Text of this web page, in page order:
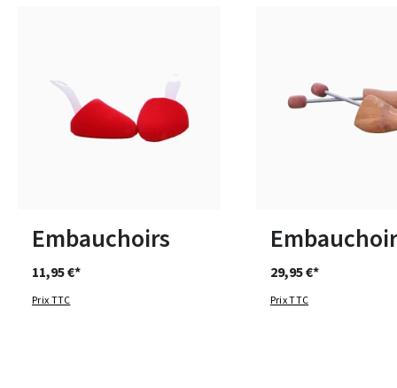
Embauchoirs
11,95 €*
Prix TTC
29,95 €*
Prix TTC